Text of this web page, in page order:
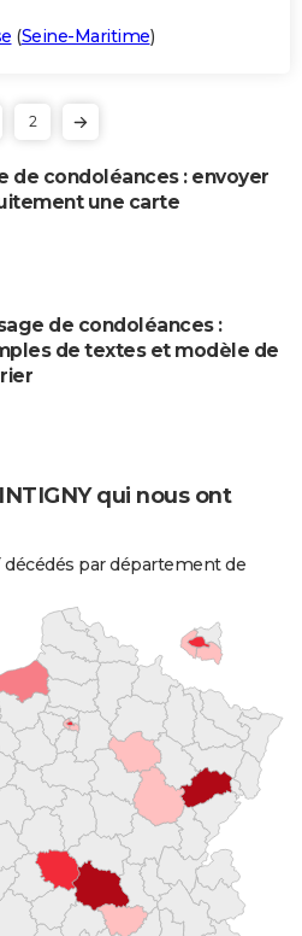
(Seine-Maritime)
2
de condoléances : envoyer
une carte
de condoléances :
de textes et modèle de
qui nous ont
décédés par département de